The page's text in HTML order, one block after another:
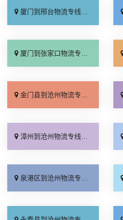
厦门到邢台物流专线_专业靠谱「上门提货」
厦门到张家口物流专线_全境派送「多久能到」
金门县到沧州物流专线_全境配送「直达不中转」
漳州到沧州物流专线_门到门接送「价位合理」
泉港区到沧州物流专线_价位合理「一站式托运」